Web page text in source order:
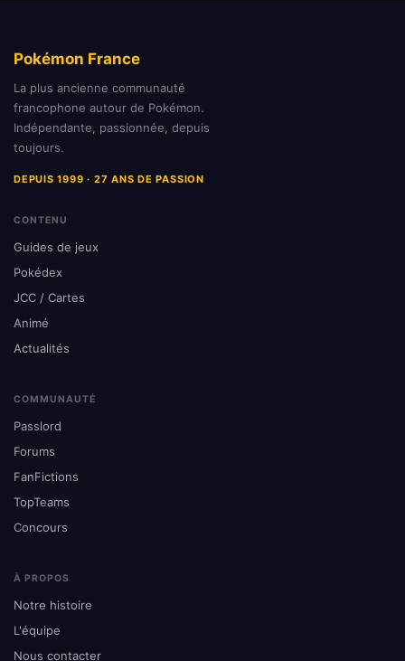
Pokémon France
La plus ancienne communauté
francophone autour de Pokémon.
Indépendante, passionnée, depuis
toujours.
DEPUIS 1999 · 27 ANS DE PASSION
CONTENU
Guides de jeux
Pokédex
JCC / Cartes
Animé
Actualités
COMMUNAUTÉ
Passlord
Forums
FanFictions
TopTeams
Concours
À PROPOS
Notre histoire
L'équipe
Nous contacter